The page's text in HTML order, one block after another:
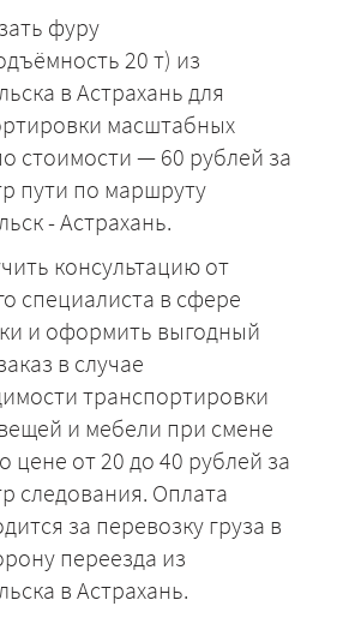
фуру
20 т) из
в Астрахань для
масштабных
стоимости — 60 рублей за
пути по маршруту
- Астрахань.
консультацию от
специалиста в сфере
и оформить выгодный
в случае
транспортировки
и мебели при смене
цене от 20 до 40 рублей за
следования. Оплата
за перевозку груза в
переезда из
в Астрахань.